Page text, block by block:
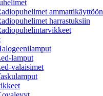
ammattikäyttöön
harrastuksiin
lamput
valaisimet